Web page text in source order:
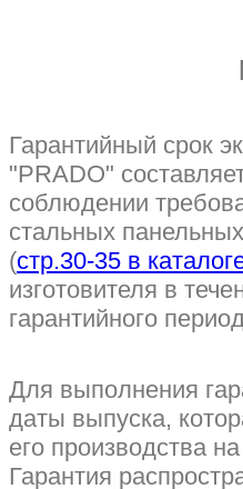
Гарантийный срок
"PRADO"
соблюдении
стальных
(стр.30-35 в
изготовителя в
гарантийного
Для выполнения
даты выпуска,
его производства
Гарантия